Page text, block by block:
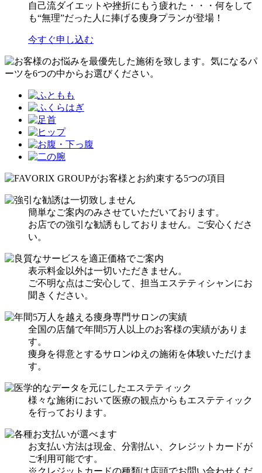
自己流ダイエットや挫折にもう疲れた・・・何をして
も“無理”だった人に捧げる痩身プランが登場！
今すぐ申し込む
簡単なご案内のみさせていただいております。
お店での強引な勧誘もしておりません。ご安心くださ
い。
表示料金以外は一切いただきません。
ご不明な点はご安心して、担当エステティシャンにお
聞きください。
全国の店舗で年間5万人以上のお客様の実績がありま
す。
痩身を得意とするサロンゆえの施術を体験いただけま
す。
様々な施術において医療の観点からもエステティック
を行っております。
お支払い方法は現金、分割払い、クレジットカードが
ご利用可能です。